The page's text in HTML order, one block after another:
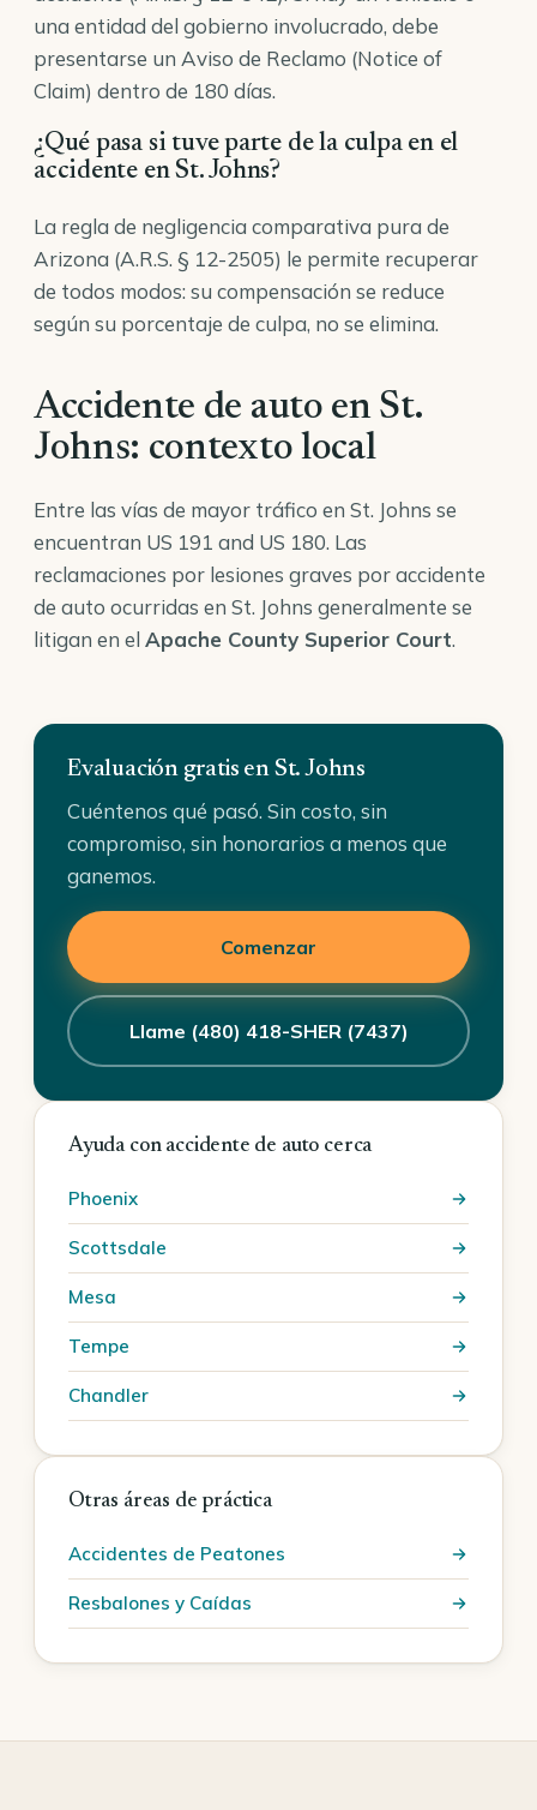
una entidad del gobierno involucrado, debe
presentarse un Aviso de Reclamo (Notice of
Claim) dentro de 180 días.
¿Qué pasa si tuve parte de la culpa en el
accidente en St. Johns?
La regla de negligencia comparativa pura de
Arizona (A.R.S. § 12-2505) le permite recuperar
de todos modos: su compensación se reduce
según su porcentaje de culpa, no se elimina.
Accidente de auto en St.
Johns: contexto local
Entre las vías de mayor tráfico en St. Johns se
encuentran US 191 and US 180. Las
reclamaciones por lesiones graves por accidente
de auto ocurridas en St. Johns generalmente se
litigan en el Apache County Superior Court.
Evaluación gratis en St. Johns
Cuéntenos qué pasó. Sin costo, sin
compromiso, sin honorarios a menos que
ganemos.
Comenzar
Llame (480) 418-SHER (7437)
Ayuda con accidente de auto cerca
Phoenix
Scottsdale
Mesa
Tempe
Chandler
Otras áreas de práctica
Accidentes de Peatones
Resbalones y Caídas